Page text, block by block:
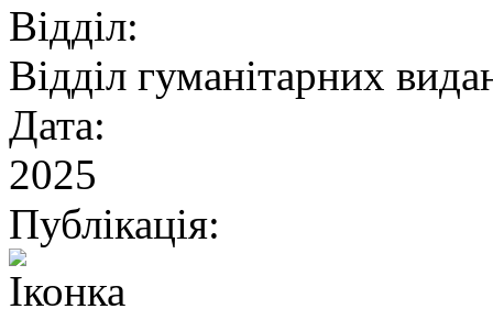
Відділ:
Відділ гуманітарних
Дата:
2025
Публікація: